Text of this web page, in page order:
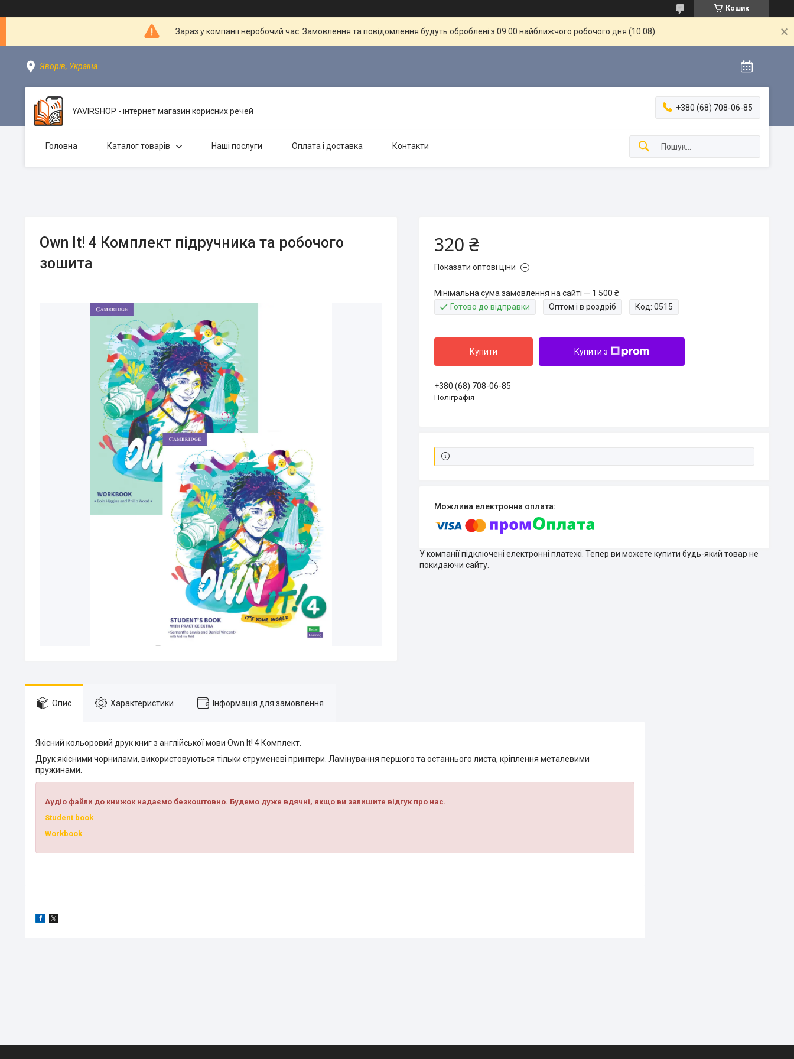
Кошик
Зараз у компанії неробочий час. Замовлення та повідомлення будуть оброблені з 09:00 найближчого робочого дня (10.08).
Яворів, Україна
YAVIRSHOP - інтернет магазин корисних речей +380 (68) 708-06-85
Головна Каталог товарів Наші послуги Оплата і доставка Контакти
Own It! 4 Комплект підручника та робочого
зошита
320 ₴
Показати оптові ціни
Мінімальна сума замовлення на сайті — 1 500 ₴
Готово до відправки
Оптом і в роздріб Код: 0515
Купити Купити з
+380 (68) 708-06-85
Поліграфія
У компанії підключені електронні платежі. Тепер ви можете купити будь-який товар не
покидаючи сайту.
Опис Характеристики Інформація для замовлення
Якісний кольоровий друк книг з англійської мови Own It! 4 Комплект.
Друк якісними чорнилами, використовуються тільки струменеві принтери. Ламінування першого та останнього листа, кріплення металевими
пружинами.
Аудіо файли до книжок надаємо безкоштовно. Будемо дуже вдячні, якщо ви залишите відгук про нас.
Student book
Workbook